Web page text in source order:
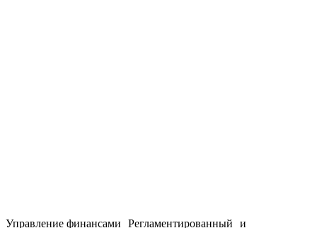
Управление финансами Регламентированный и